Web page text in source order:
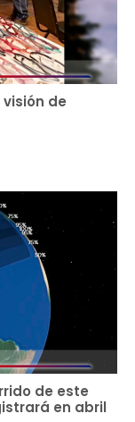
de
de este
en abril